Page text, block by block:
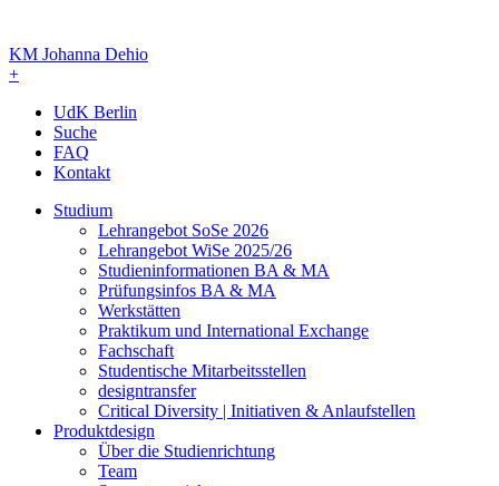
KM Johanna Dehio
+
UdK Berlin
Suche
FAQ
Kontakt
Studium
Lehrangebot SoSe 2026
Lehrangebot WiSe 2025/26
Studieninformationen ­BA & MA
Prüfungsinfos BA & MA
Werkstätten
Praktikum und International Exchange
Fachschaft
Studentische Mitarbeitsstellen
designtransfer
Critical Diversity | Initiativen & Anlaufstellen
Produktdesign
Über die Studienrichtung
Team